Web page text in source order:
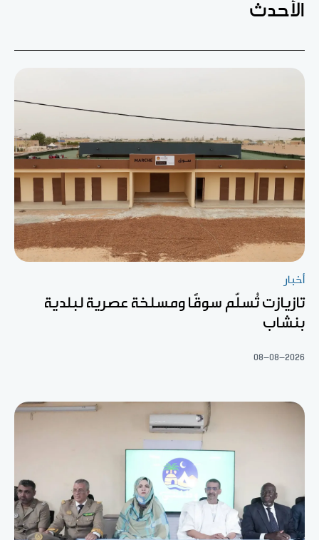
الأحدث
أخبار
تازيازت تُسلّم سوقًا ومسلخة عصرية لبلدية
بنشاب
08-08-2026